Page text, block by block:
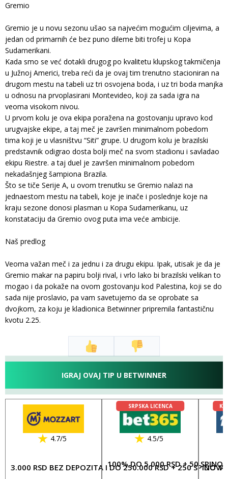
Gremio
Gremio je u novu sezonu ušao sa najvećim mogućim ciljevima, a
jedan od primarnih će bez puno dileme biti trofej u Kopa
Sudamerikani.
Kada smo se već dotakli drugog po kvalitetu klupskog takmičenja
u Južnoj Americi, treba reći da je ovaj tim trenutno stacioniran na
drugom mestu na tabeli uz tri osvojena boda, i uz tri boda manjka
u odnosu na prvoplasirani Montevideo, koji za sada igra na
veoma visokom nivou.
U prvom kolu je ova ekipa poražena na gostovanju upravo kod
urugvajske ekipe, a taj meč je završen minimalnom pobedom
tima koji je u vlasništvu “Siti” grupe. U drugom kolu je brazilski
predstavnik odigrao dosta bolji meč na svom stadionu i savladao
ekipu Riestre. a taj duel je završen minimalnom pobedom
nekadašnjeg šampiona Brazila.
Što se tiče Serije A, u ovom trenutku se Gremio nalazi na
jednaestom mestu na tabeli, koje je inače i poslednje koje na
kraju sezone donosi plasman u Kopa Sudamerikanu, uz
konstataciju da Gremio ovog puta ima veće ambicije.
Naš predlog
Veoma važan meč i za jednu i za drugu ekipu. Ipak, utisak je da je
Gremio makar na papiru bolji rival, i vrlo lako bi brazilski velikan to
mogao i da pokaže na ovom gostovanju kod Palestina, koji se do
sada nije proslavio, pa vam savetujemo da se oprobate sa
dvojkom, za koju je kladionica Betwinner pripremila fantastičnu
kvotu 2.25.
IGRAJ OVAJ TIP U BETWINNER
4.7/5
3.000 RSD BEZ DEPOZITA I DO 250.000 RSD + 250 SPINOVA
SRPSKA LICENCA
4.5/5
100% DO 5.000 RSD + 50 DO